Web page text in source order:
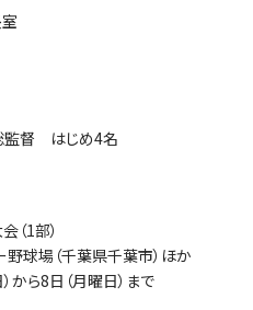
監督 はじめ4名
1部）
球場（千葉県千葉市）ほか
から8日（月曜日）まで